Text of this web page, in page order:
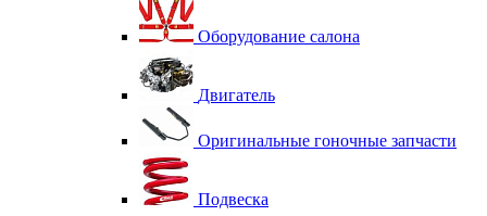
Оборудование салона
Двигатель
Оригинальные гоночные запчасти
Подвеска